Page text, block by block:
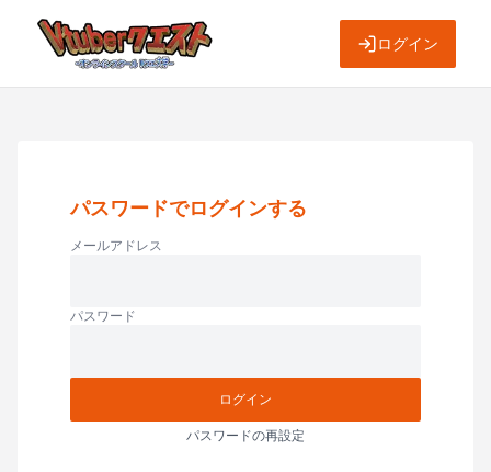
ログイン
パスワードでログインする
メールアドレス
パスワード
ログイン
パスワードの再設定